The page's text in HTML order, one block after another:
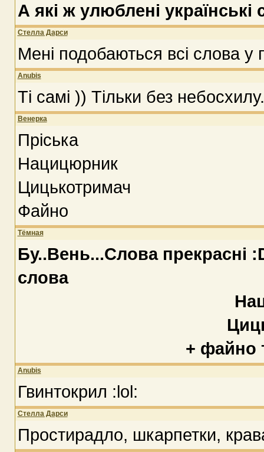
А які ж улюблені українські
Стелла Дарси
Мені подобаються всі слова
Anubis
Ті самі )) Тільки без
Венерка
Пріська
Нацицюрник
Цицькотримач
Файно
Тёмная
Бу..Вень...Слова прекрасні
слова
+ файно
Anubis
Гвинтокрил :lol:
Стелла Дарси
Простирадло, шкарпетки,